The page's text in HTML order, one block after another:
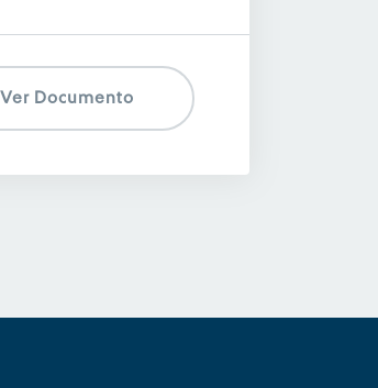
Ver Documento